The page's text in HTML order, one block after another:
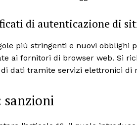
di autenticazione di
più stringenti e nuovi obblighi
ai fornitori di browser web. Si
di dati tramite servizi elettronici di
sanzioni